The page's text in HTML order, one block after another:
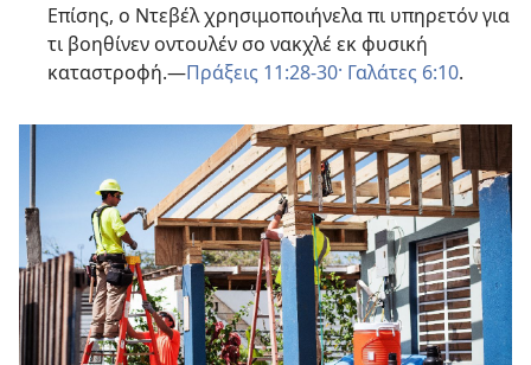
Επίσης, ο Ντεβέλ χρησιμοποιήνελα πι υπηρετόν για
τι βοηθίνεν οντουλέν σο νακχλέ εκ φυσική
καταστροφή.​—Πράξεις 11:28-30· Γαλάτες 6:10.